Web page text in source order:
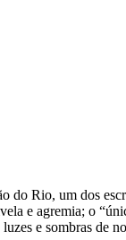
Rio, um dos
e agremia; o
e sombras de